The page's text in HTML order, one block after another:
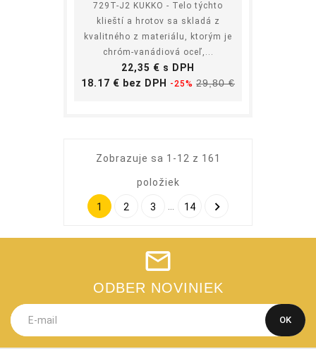
729T-J2 KUKKO - Telo týchto
klieští a hrotov sa skladá z
kvalitného z materiálu, ktorým je
chróm-vanádiová oceľ,...
Cena
22,35 € s DPH
18.17 € bez DPH Základná
-25% 29,80 €Cena
Zobrazuje sa 1-12 z 161
položiek
1 2 3 14 
ODBER NOVINIEK